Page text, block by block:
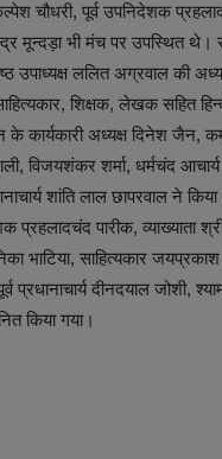
चौधरी, पूर्व उपनिदेशक
मून्दड़ा भी मंच पर उपस्थित थे।
उपाध्यक्ष ललित अग्रवाल की
शिक्षक, लेखक सहित
के कार्यकारी अध्यक्ष दिनेश
विजयशंकर शर्मा, धर्मचंद
शांति लाल छापरवाल ने
प्रहलादचंद पारीक, व्याख्याता
भाटिया, साहित्यकार जयप्रकाश
दीनदयाल जोशी,
किया गया।